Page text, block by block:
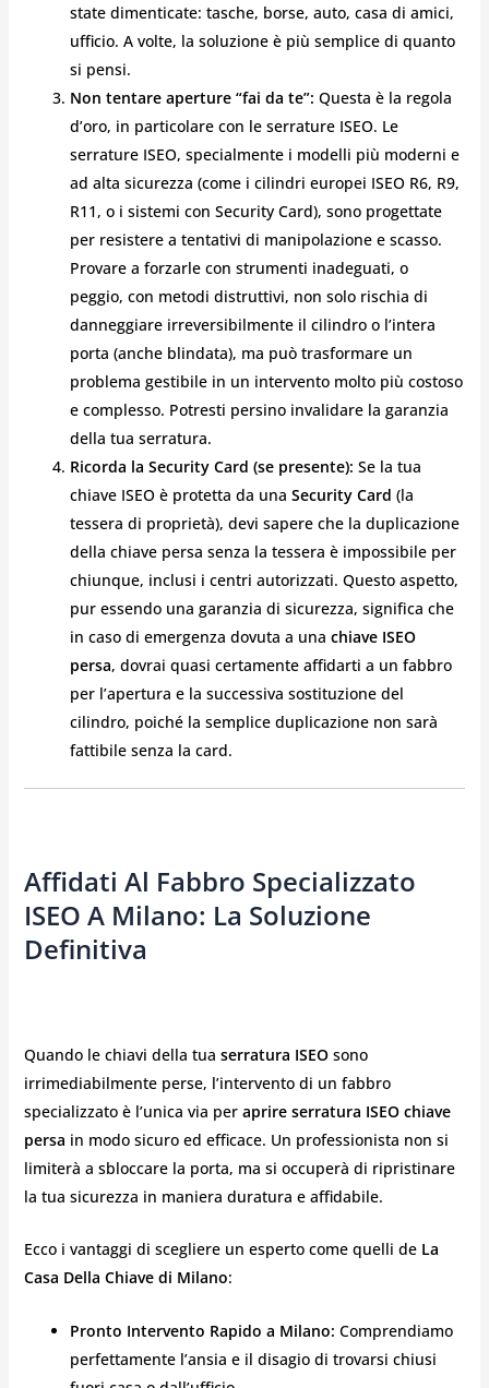
state dimenticate: tasche, borse, auto, casa di amici,
ufficio. A volte, la soluzione è più semplice di quanto
si pensi.
Non tentare aperture “fai da te”: Questa è la regola
d’oro, in particolare con le serrature ISEO. Le
serrature ISEO, specialmente i modelli più moderni e
ad alta sicurezza (come i cilindri europei ISEO R6, R9,
R11, o i sistemi con Security Card), sono progettate
per resistere a tentativi di manipolazione e scasso.
Provare a forzarle con strumenti inadeguati, o
peggio, con metodi distruttivi, non solo rischia di
danneggiare irreversibilmente il cilindro o l’intera
porta (anche blindata), ma può trasformare un
problema gestibile in un intervento molto più costoso
e complesso. Potresti persino invalidare la garanzia
della tua serratura.
Ricorda la Security Card (se presente): Se la tua
chiave ISEO è protetta da una Security Card (la
tessera di proprietà), devi sapere che la duplicazione
della chiave persa senza la tessera è impossibile per
chiunque, inclusi i centri autorizzati. Questo aspetto,
pur essendo una garanzia di sicurezza, significa che
in caso di emergenza dovuta a una chiave ISEO
persa, dovrai quasi certamente affidarti a un fabbro
per l’apertura e la successiva sostituzione del
cilindro, poiché la semplice duplicazione non sarà
fattibile senza la card.
Affidati Al Fabbro Specializzato
ISEO A Milano: La Soluzione
Definitiva
Quando le chiavi della tua serratura ISEOsono
irrimediabilmente perse, l’intervento di un fabbro
specializzato è l’unica via per aprire serratura ISEO chiave
persa in modo sicuro ed efficace. Un professionista non si
limiterà a sbloccare la porta, ma si occuperà di ripristinare
la tua sicurezza in maniera duratura e affidabile.
Ecco i vantaggi di scegliere un esperto come quelli de La
Casa Della Chiave di Milano:
Pronto Intervento Rapido a Milano: Comprendiamo
perfettamente l’ansia e il disagio di trovarsi chiusi